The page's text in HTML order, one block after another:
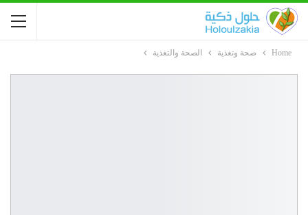
Home صحة وتغذية الصحة والتغذية